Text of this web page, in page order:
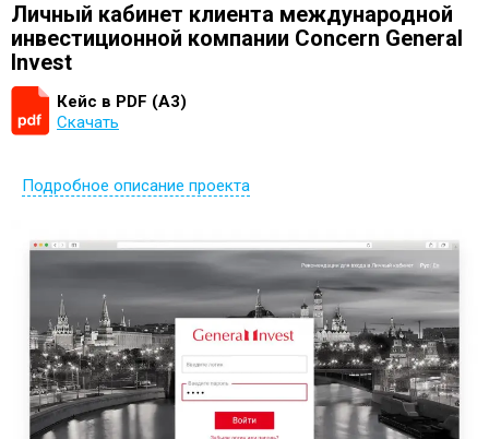
Личный кабинет клиента международной
инвестиционной компании Concern General
Invest
Кейс в PDF (А3)
Скачать
Подробное описание проекта